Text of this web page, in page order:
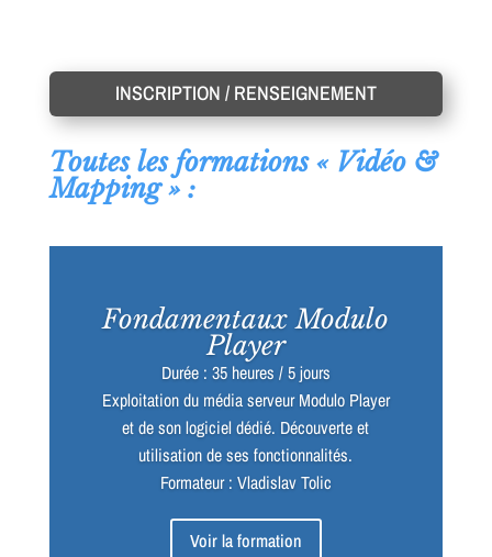
INSCRIPTION / RENSEIGNEMENT
Toutes les formations « Vidéo &
Mapping » :
Fondamentaux Modulo
Player
Durée : 35 heures / 5 jours
Exploitation du média serveur Modulo Player
et de son logiciel dédié. Découverte et
utilisation de ses fonctionnalités.
Formateur : Vladislav Tolic
Voir la formation